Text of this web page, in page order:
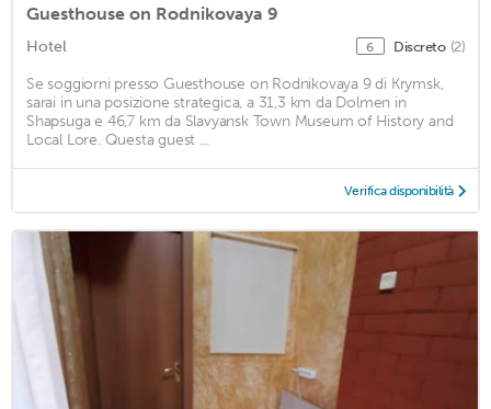
Guesthouse on Rodnikovaya 9
Hotel 6 Discreto (2)
Se soggiorni presso Guesthouse on Rodnikovaya 9 di Krymsk,
sarai in una posizione strategica, a 31,3 km da Dolmen in
Shapsuga e 46,7 km da Slavyansk Town Museum of History and
Local Lore. Questa guest ...
Verifica disponibilità